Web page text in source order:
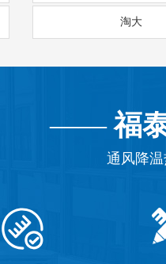
淘大
——福
通风降